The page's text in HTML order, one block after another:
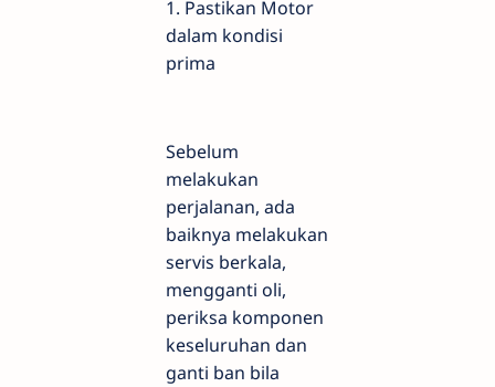
1. Pastikan Motor
dalam kondisi
prima
Sebelum
melakukan
perjalanan, ada
baiknya melakukan
servis berkala,
mengganti oli,
periksa komponen
keseluruhan dan
ganti ban bila